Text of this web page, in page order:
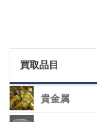
買取品目
貴金属